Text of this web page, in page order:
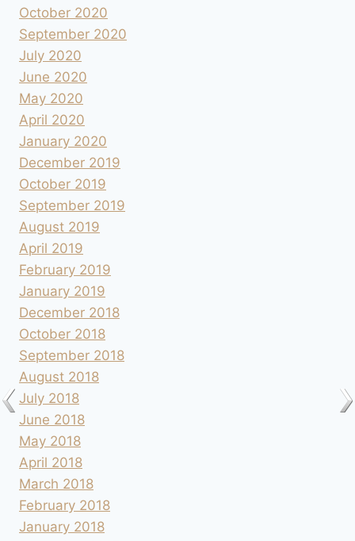
October 2020
September 2020
July 2020
June 2020
May 2020
April 2020
January 2020
December 2019
October 2019
September 2019
August 2019
April 2019
February 2019
January 2019
December 2018
October 2018
September 2018
August 2018
July 2018
June 2018
May 2018
April 2018
March 2018
February 2018
January 2018